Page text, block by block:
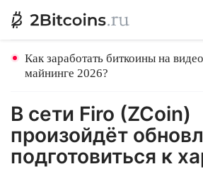
Как заработать биткоины на
майнинге 2026?
В сети Firo (ZCoin)
произойдёт
подготовиться к